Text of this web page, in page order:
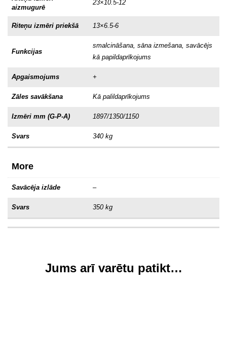
aizmugurē
23×10.5-12
Riteņu izmēri priekšā 13×6.5-6
Funkcijas
smalcināšana, sāna izmešana, savācējs
kā papildaprīkojums
Apgaismojums +
Zāles savākšana Kā palildaprīkojums
Izmēri mm (G-P-A) 1897/1350/1150
Svars 340 kg
More
Savācēja izlāde –
Svars 350 kg
Jums arī varētu patikt…